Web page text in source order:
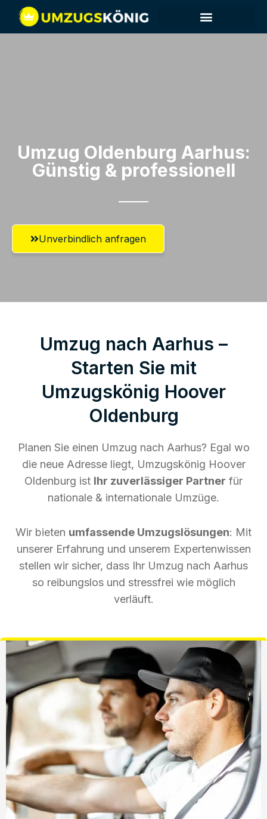
Umzug Oldenburg​ Aarhus:
Günstig & professionell​
Unverbindlich anfragen
Umzug nach Aarhus –
Starten Sie mit
Umzugskönig Hoover
Oldenburg
Planen Sie einen Umzug nach Aarhus? Egal wo
die neue Adresse liegt, Umzugskönig Hoover
Oldenburg ist Ihr zuverlässiger Partner für
nationale & internationale Umzüge.
Wir bieten umfassende Umzugslösungen: Mit
unserer Erfahrung und unserem Expertenwissen
stellen wir sicher, dass Ihr Umzug nach Aarhus
so reibungslos und stressfrei wie möglich
verläuft.